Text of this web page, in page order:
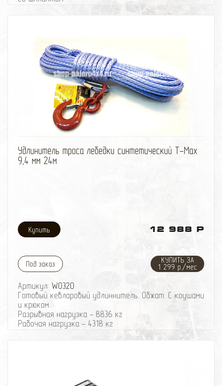
Удлинитель троса лебедки синтетический T-Max
9,4 мм 24м
12 988 Р
Под заказ
КУПИТЬ ЗА
1 299 р./мес
Артикул: W0320
Готовый кевларовый удлиннитель. Обжат. С коушами
и крюком.
Разрывная нагрузка - 8836 кг
Рабочая нагрузка - 4318 кг